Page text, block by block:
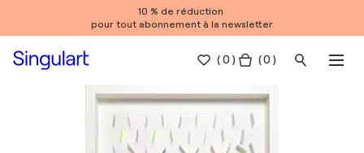
10 % de réduction
pour tout abonnement à la newsletter
(0 ) ( 0 )